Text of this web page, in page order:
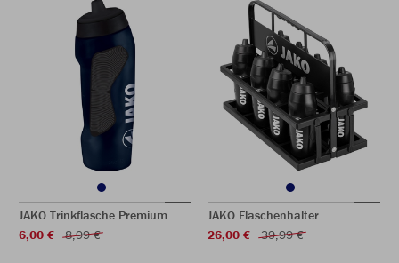
JAKO Trinkflasche Premium
6,00 €
8,99 €
JAKO Flaschenhalter
26,00 €
39,99 €